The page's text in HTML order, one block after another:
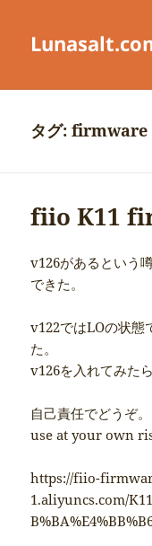
タグ:firmware
fiio K11
v126があるという
できた。
v122ではLOの状態
た。
v126を入れてみた
自己責任でどうぞ。
use at your own
https://fiio-
1.aliyuncs.com/